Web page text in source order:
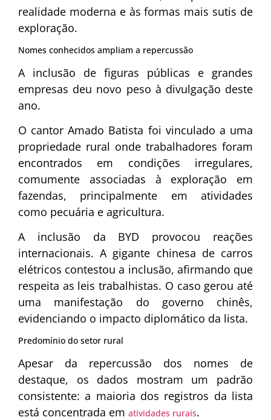
realidade moderna e às formas mais sutis de
exploração.
Nomes conhecidos ampliam a repercussão
A inclusão de figuras públicas e grandes
empresas deu novo peso à divulgação deste
ano.
O cantor Amado Batista foi vinculado a uma
propriedade rural onde trabalhadores foram
encontrados em condições irregulares,
comumente associadas à exploração em
fazendas, principalmente em atividades
como pecuária e agricultura.
A inclusão da BYD provocou reações
internacionais. A gigante chinesa de carros
elétricos contestou a inclusão, afirmando que
respeita as leis trabalhistas. O caso gerou até
uma manifestação do governo chinês,
evidenciando o impacto diplomático da lista.
Predomínio do setor rural
Apesar da repercussão dos nomes de
destaque, os dados mostram um padrão
consistente: a maioria dos registros da lista
está concentrada em atividades rurais.